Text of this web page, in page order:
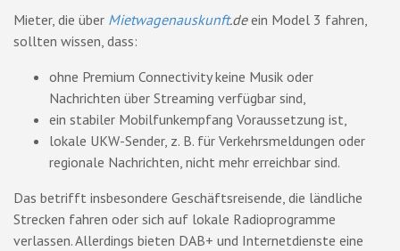
Mieter, die über Mietwagenauskunft.deein Model 3 fahren,
sollten wissen, dass:
ohne Premium Connectivity keine Musik oder
Nachrichten über Streaming verfügbar sind,
ein stabiler Mobilfunkempfang Voraussetzung ist,
lokale UKW-Sender, z. B. für Verkehrsmeldungen oder
regionale Nachrichten, nicht mehr erreichbar sind.
Das betrifft insbesondere Geschäftsreisende, die ländliche
Strecken fahren oder sich auf lokale Radioprogramme
verlassen. Allerdings bieten DAB+ und Internetdienste eine